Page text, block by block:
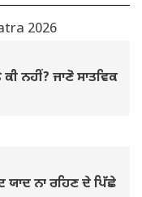
ਕੀ ਨਹੀਂ? ਜਾਣੋ ਸਾਤਵਿਕ
ਨਾ ਰਹਿਣ ਦੇ ਪਿੱਛੇ